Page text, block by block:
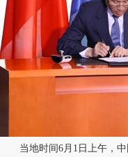
当地时间6月1日上午，